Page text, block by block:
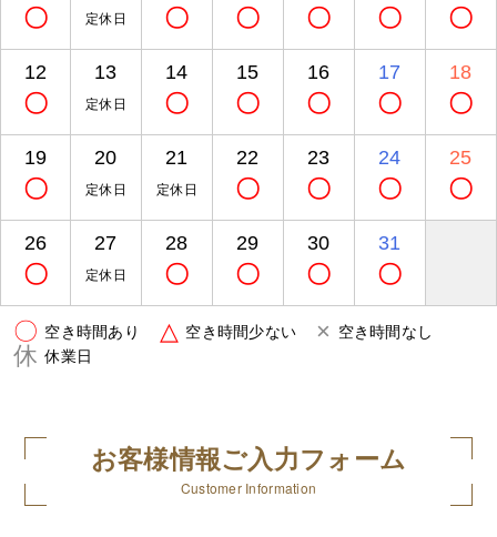
〇 定休日 〇 〇 〇 〇 〇
12
〇
13
定休日
14
〇
15
〇
16
〇
17
〇
18
〇
19
〇
20
定休日
21
定休日
22
〇
23
〇
24
〇
25
〇
26
〇
27
定休日
28
〇
29
〇
30
〇
31
〇
〇 空き時間あり △ 空き時間少ない × 空き時間なし
休 休業日
お客様情報ご入力フォーム
Customer Information